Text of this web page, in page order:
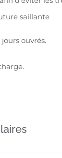
saillante
ouvrés.